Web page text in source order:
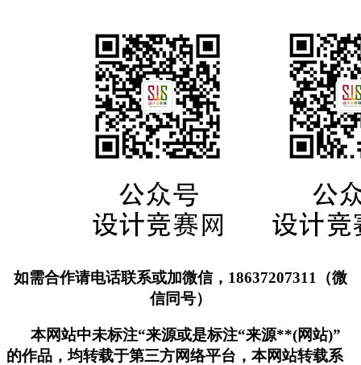
如需合作请电话联系或加微信，18637207311（微
信同号）
本网站中未标注“来源或是标注“来源**(网站)”
的作品，均转载于第三方网络平台，本网站转载系